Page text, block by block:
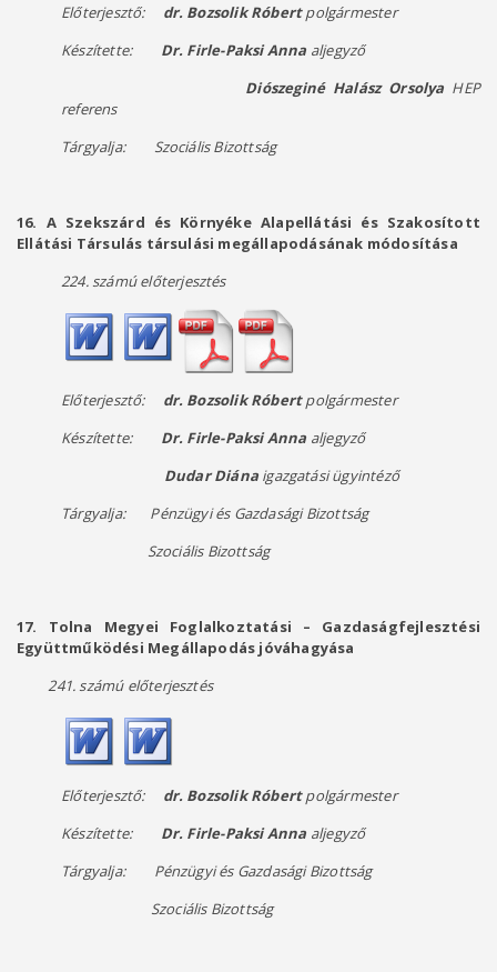
Előterjesztő: dr. Bozsolik Róbertpolgármester
Készítette: Dr. Firle-Paksi Anna aljegyző
Diószeginé Halász Orsolya HEP
referens
Tárgyalja: Szociális Bizottság
16. A Szekszárd és Környéke Alapellátási és Szakosított
Ellátási Társulás társulási megállapodásának módosítása
224. számú előterjesztés
Előterjesztő: dr. Bozsolik Róbertpolgármester
Készítette: Dr. Firle-Paksi Anna aljegyző
Dudar Diána igazgatási ügyintéző
Tárgyalja: Pénzügyi és Gazdasági Bizottság
Szociális Bizottság
17. Tolna Megyei Foglalkoztatási – Gazdaságfejlesztési
Együttműködési Megállapodás jóváhagyása
241. számú előterjesztés
Előterjesztő: dr. Bozsolik Róbertpolgármester
Készítette: Dr. Firle-Paksi Anna aljegyző
Tárgyalja: Pénzügyi és Gazdasági Bizottság
Szociális Bizottság